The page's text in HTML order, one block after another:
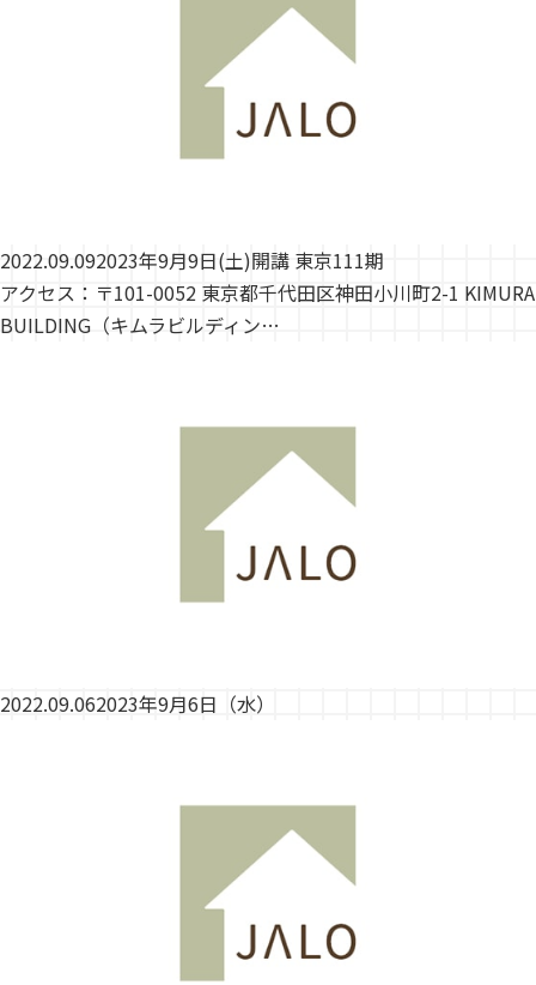
2022.09.092023年9月9日(土)開講 東京111期
アクセス：〒101-0052 東京都千代田区神田小川町2-1 KIMURA
BUILDING（キムラビルディン…
2022.09.062023年9月6日（水）